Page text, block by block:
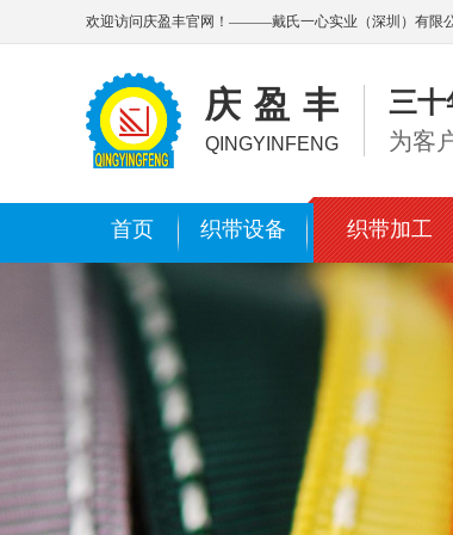
欢迎访问庆盈丰官网！———戴氏一心实业（深圳）有限
庆盈丰
QINGYINFENG
三十
为客
首页 织带设备 织带加工